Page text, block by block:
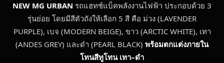
NEW MG URBAN รถแฮทช์แบ็คพลังงานไฟฟ้า ประกอบด้วย 3
รุ่นย่อย โดยมีสีตัวถังให้เลือก 5 สี คือ ม่วง (LAVENDER
PURPLE), เบจ (MODERN BEIGE), ขาว (ARCTIC WHITE), เทา
(ANDES GREY) และดำ (PEARL BLACK) พร้อมตกแต่งภายใน
โทนสีทูโทน เทา–ดำ